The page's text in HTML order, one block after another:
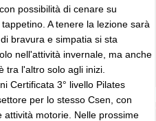
possibilità di cenare su
A tenere la lezione sarà
bravura e simpatia si sta
nell'attività invernale, ma anche
tra l'altro solo agli inizi.
Certificata 3° livello Pilates
per lo stesso Csen, con
motorie. Nelle prossime